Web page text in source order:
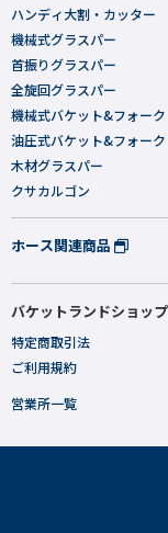
ハンディ大割・カッター
機械式グラスパー
首振りグラスパー
全旋回グラスパー
機械式バケット&フォーク
油圧式バケット&フォーク
木材グラスパー
クサカルゴン
ホース関連商品
バケットランドショッ
特定商取引法
ご利用規約
営業所一覧